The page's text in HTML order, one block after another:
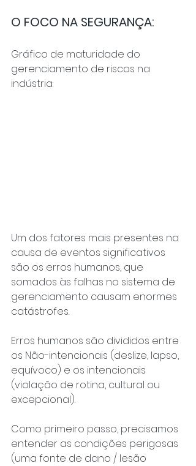
O FOCO NA SEGURANÇA:
Gráfico de maturidade do
gerenciamento de riscos na
indústria:
Um dos fatores mais presentes na
causa de eventos significativos
são os erros humanos, que
somados às falhas no sistema de
gerenciamento causam enormes
catástrofes.
Erros humanos são divididos entre
os Não-intencionais (deslize, lapso,
equívoco) e os intencionais
(violação de rotina, cultural ou
excepcional).
Como primeiro passo, precisamos
entender as condições perigosas
(uma fonte de dano / lesão